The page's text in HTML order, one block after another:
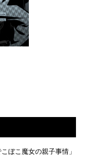
ぼこ魔女の親子事情」